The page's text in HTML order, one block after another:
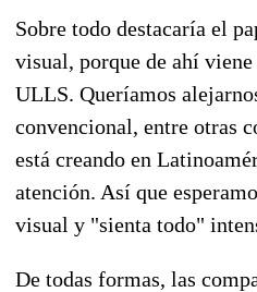
Sobre todo destacaría el
visual, porque de ahí
ULLS. Queríamos
convencional, entre otras
está creando en
atención. Así que
visual y "sienta todo"
De todas formas, las